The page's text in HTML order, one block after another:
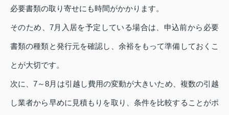
必要書類の取り寄せにも時間がかかります。
そのため、7月入居を予定している場合は、申込前から必要
書類の種類と発行元を確認し、余裕をもって準備しておくこ
とが大切です。
次に、7～8月は引越し費用の変動が大きいため、複数の引越
し業者から早めに見積もりを取り、条件を比較することがポ